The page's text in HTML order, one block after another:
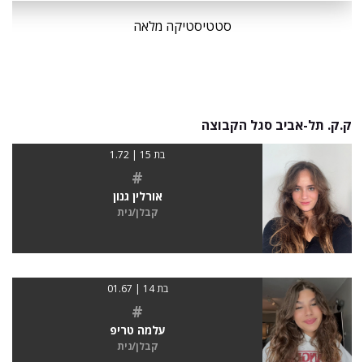
סטטיסטיקה מלאה
ק.ק. תל-אביב סגל הקבוצה
בת 15 | 1.72
#
אורלין גנון
קבלן/נית
בת 14 | 01.67
#
עלמה טריפ
קבלן/נית